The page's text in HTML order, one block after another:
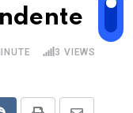
3 VIEWS